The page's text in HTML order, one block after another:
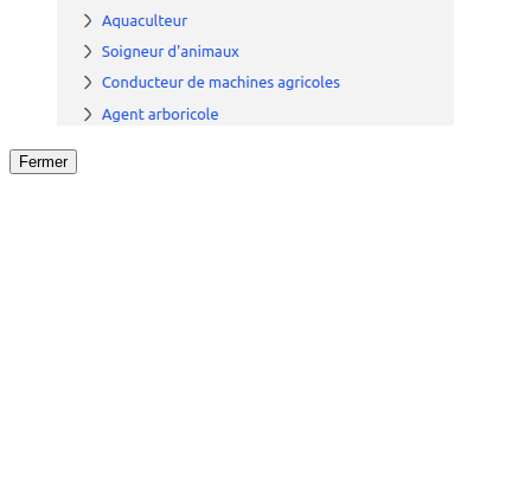
Fermer